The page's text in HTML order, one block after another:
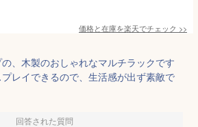
価格と在庫を楽天でチェック >>
、木製のおしゃれなマルチラックです
レイできるので、生活感が出ず素敵で
回答された質問